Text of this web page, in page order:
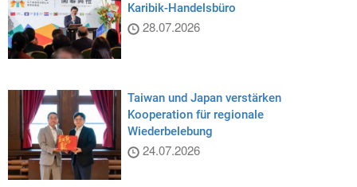
Karibik-Handelsbüro
28.07.2026
Taiwan und Japan verstärken
Kooperation für regionale
Wiederbelebung
24.07.2026